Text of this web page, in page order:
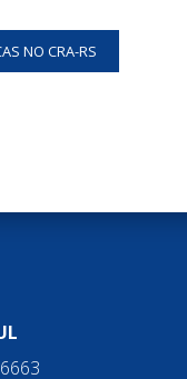
NO CRA-RS